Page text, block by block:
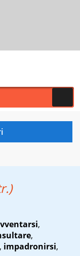
,
,
, impadronirsi,